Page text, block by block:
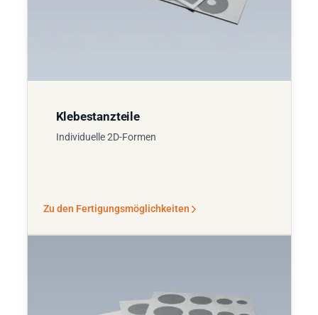
Klebestanzteile
Individuelle 2D-Formen
Zu den Fertigungsmöglichkeiten